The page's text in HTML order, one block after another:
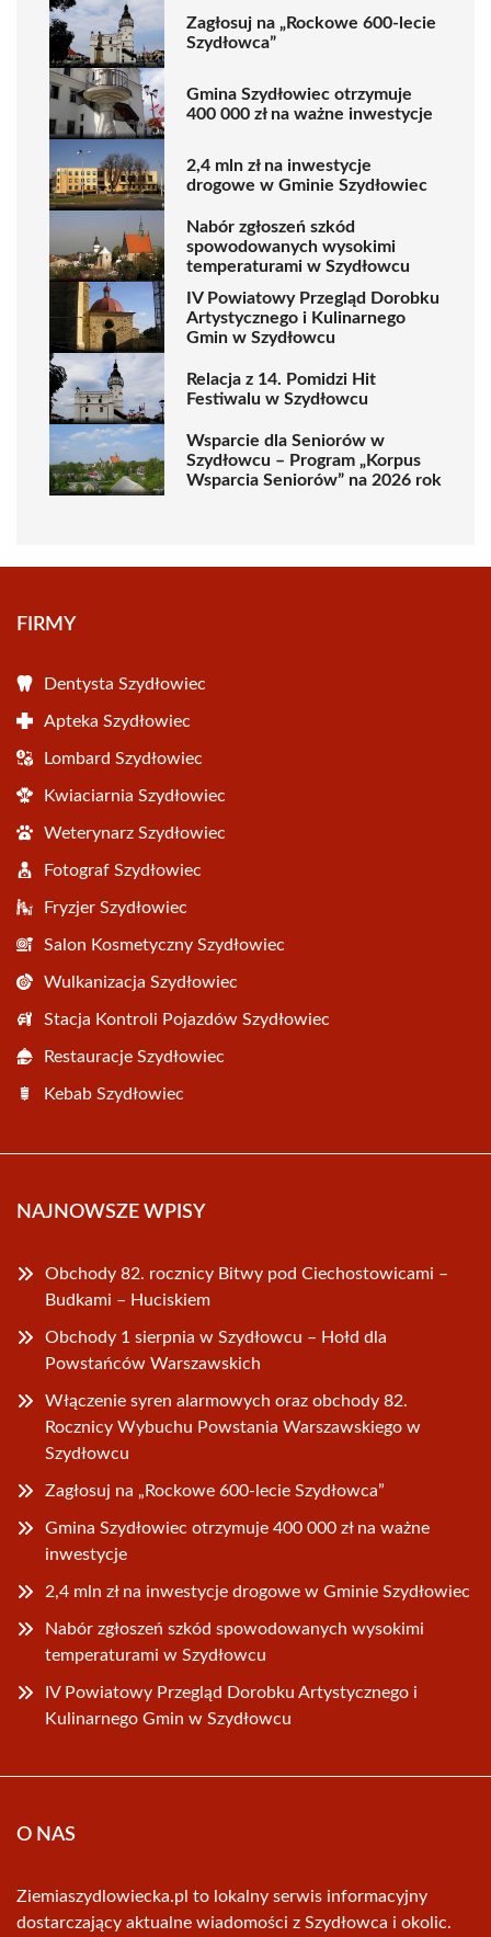
Zagłosuj na „Rockowe 600-lecie
Szydłowca”
Gmina Szydłowiec otrzymuje
400 000 zł na ważne inwestycje
2,4 mln zł na inwestycje
drogowe w Gminie Szydłowiec
Nabór zgłoszeń szkód
spowodowanych wysokimi
temperaturami w Szydłowcu
IV Powiatowy Przegląd Dorobku
Artystycznego i Kulinarnego
Gmin w Szydłowcu
Relacja z 14. Pomidzi Hit
Festiwalu w Szydłowcu
Wsparcie dla Seniorów w
Szydłowcu – Program „Korpus
Wsparcia Seniorów” na 2026 rok
FIRMY
Dentysta Szydłowiec
Apteka Szydłowiec
Lombard Szydłowiec
Kwiaciarnia Szydłowiec
Weterynarz Szydłowiec
Fotograf Szydłowiec
Fryzjer Szydłowiec
Salon Kosmetyczny Szydłowiec
Wulkanizacja Szydłowiec
Stacja Kontroli Pojazdów Szydłowiec
Restauracje Szydłowiec
Kebab Szydłowiec
NAJNOWSZE WPISY
Obchody 82. rocznicy Bitwy pod Ciechostowicami –
Budkami – Huciskiem
Obchody 1 sierpnia w Szydłowcu – Hołd dla
Powstańców Warszawskich
Włączenie syren alarmowych oraz obchody 82.
Rocznicy Wybuchu Powstania Warszawskiego w
Szydłowcu
Zagłosuj na „Rockowe 600-lecie Szydłowca”
Gmina Szydłowiec otrzymuje 400 000 zł na ważne
inwestycje
2,4 mln zł na inwestycje drogowe w Gminie Szydłowiec
Nabór zgłoszeń szkód spowodowanych wysokimi
temperaturami w Szydłowcu
IV Powiatowy Przegląd Dorobku Artystycznego i
Kulinarnego Gmin w Szydłowcu
O NAS
Ziemiaszydlowiecka.pl to lokalny serwis informacyjny
dostarczający aktualne wiadomości z Szydłowca i okolic.